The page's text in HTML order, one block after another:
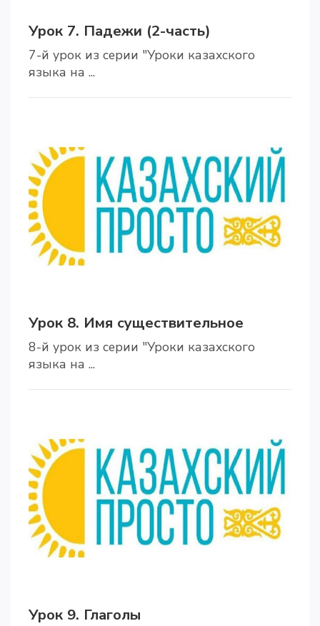
Урок 7. Падежи (2-часть)
7-й урок из серии "Уроки казахского
языка на ...
Урок 8. Имя существительное
8-й урок из серии "Уроки казахского
языка на ...
Урок 9. Глаголы